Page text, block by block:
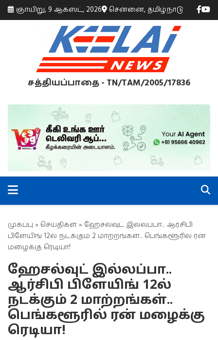
ஞாயிறு, 9 ஆகஸ்ட், 2026 சென்னை, தமிழ்நாடு
சத்தியப்பாதை - TN/TAM/2005/17836
முகப்பு » செய்திகள் » ஹேசல்வுட் இல்லப்பா.. ஆர்சிபி
பிளேயிங் 12ல் நடக்கும் 2 மாற்றங்கள்.. பெங்களூரில் ரன்
மழைக்கு ரெடியா!
ஹேசல்வுட் இல்லப்பா..
ஆர்சிபி பிளேயிங் 12ல்
நடக்கும் 2 மாற்றங்கள்..
பெங்களூரில் ரன் மழைக்கு
ரெடியா!